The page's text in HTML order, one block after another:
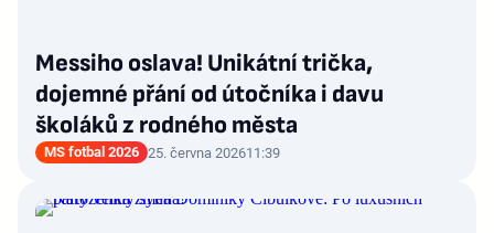
Messiho oslava! Unikátní trička,
dojemné přání od útočníka i davu
školáků z rodného města
MS fotbal 2026 25. června 202611:39